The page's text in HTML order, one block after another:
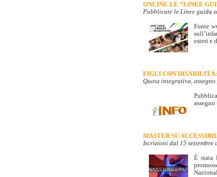
ONLINE LE “LINEE
Pubblicate le Linee guida
Fonte
esteri e
FIGLI CON
Quota integrativa,
MASTER SU
Iscrizioni dal 15 settembre
È stata